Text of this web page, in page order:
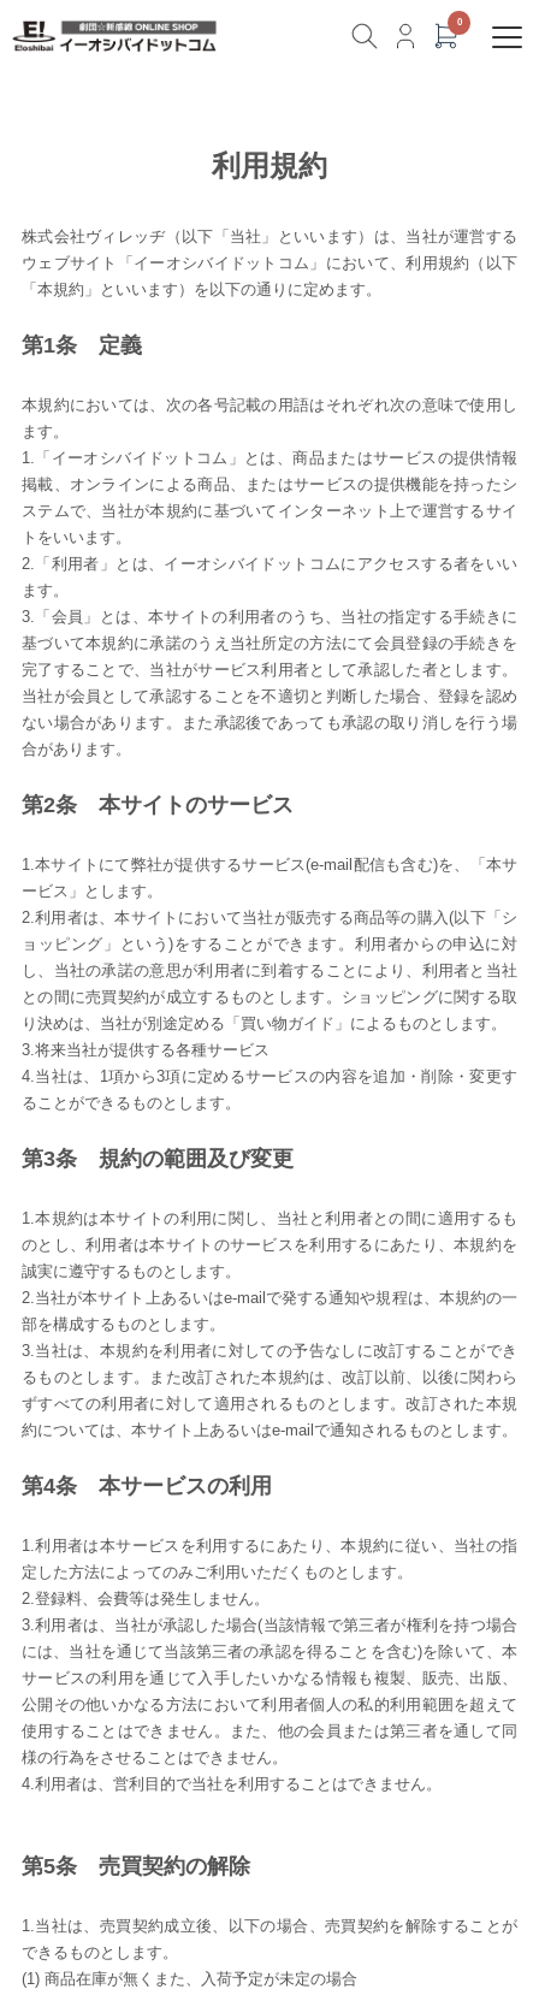
利用規約
株式会社ヴィレッヂ（以下「当社」といいます）は、当社が運営する
ウェブサイト「イーオシバイドットコム」において、利用規約（以下
「本規約」といいます）を以下の通りに定めます。
第1条 定義
本規約においては、次の各号記載の用語はそれぞれ次の意味で使用し
ます。
1.「イーオシバイドットコム」とは、商品またはサービスの提供情報
掲載、オンラインによる商品、またはサービスの提供機能を持ったシ
ステムで、当社が本規約に基づいてインターネット上で運営するサイ
トをいいます。
2.「利用者」とは、イーオシバイドットコムにアクセスする者をいい
ます。
3.「会員」とは、本サイトの利用者のうち、当社の指定する手続きに
基づいて本規約に承諾のうえ当社所定の方法にて会員登録の手続きを
完了することで、当社がサービス利用者として承認した者とします。
当社が会員として承認することを不適切と判断した場合、登録を認め
ない場合があります。また承認後であっても承認の取り消しを行う場
合があります。
第2条 本サイトのサービス
1.本サイトにて弊社が提供するサービス(e-mail配信も含む)を、「本サ
ービス」とします。
2.利用者は、本サイトにおいて当社が販売する商品等の購入(以下「シ
ョッピング」という)をすることができます。利用者からの申込に対
し、当社の承諾の意思が利用者に到着することにより、利用者と当社
との間に売買契約が成立するものとします。ショッピングに関する取
り決めは、当社が別途定める「買い物ガイド」によるものとします。
3.将来当社が提供する各種サービス
4.当社は、1項から3項に定めるサービスの内容を追加・削除・変更す
ることができるものとします。
第3条 規約の範囲及び変更
1.本規約は本サイトの利用に関し、当社と利用者との間に適用するも
のとし、利用者は本サイトのサービスを利用するにあたり、本規約を
誠実に遵守するものとします。
2.当社が本サイト上あるいはe-mailで発する通知や規程は、本規約の一
部を構成するものとします。
3.当社は、本規約を利用者に対しての予告なしに改訂することができ
るものとします。また改訂された本規約は、改訂以前、以後に関わら
ずすべての利用者に対して適用されるものとします。改訂された本規
約については、本サイト上あるいはe-mailで通知されるものとします。
第4条 本サービスの利用
1.利用者は本サービスを利用するにあたり、本規約に従い、当社の指
定した方法によってのみご利用いただくものとします。
2.登録料、会費等は発生しません。
3.利用者は、当社が承認した場合(当該情報で第三者が権利を持つ場合
には、当社を通じて当該第三者の承認を得ることを含む)を除いて、本
サービスの利用を通じて入手したいかなる情報も複製、販売、出版、
公開その他いかなる方法において利用者個人の私的利用範囲を超えて
使用することはできません。また、他の会員または第三者を通して同
様の行為をさせることはできません。
4.利用者は、営利目的で当社を利用することはできません。
第5条 売買契約の解除
1.当社は、売買契約成立後、以下の場合、売買契約を解除することが
できるものとします。
(1) 商品在庫が無くまた、入荷予定が未定の場合